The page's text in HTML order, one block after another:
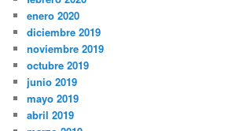
enero 2020
diciembre 2019
noviembre 2019
octubre 2019
junio 2019
mayo 2019
abril 2019